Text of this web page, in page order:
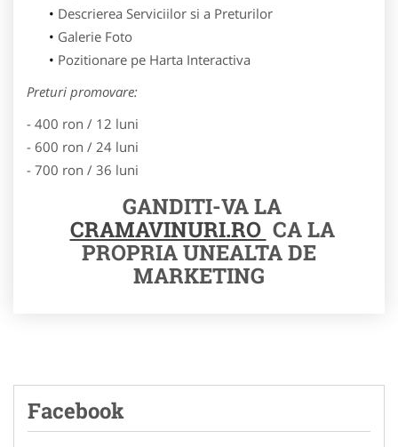
Descrierea Serviciilor si a Preturilor
Galerie Foto
Pozitionare pe Harta Interactiva
Preturi promovare:
- 400 ron / 12 luni
- 600 ron / 24 luni
- 700 ron / 36 luni
GANDITI-VA LA
CRAMAVINURI.RO CA LA
PROPRIA UNEALTA DE
MARKETING
Facebook